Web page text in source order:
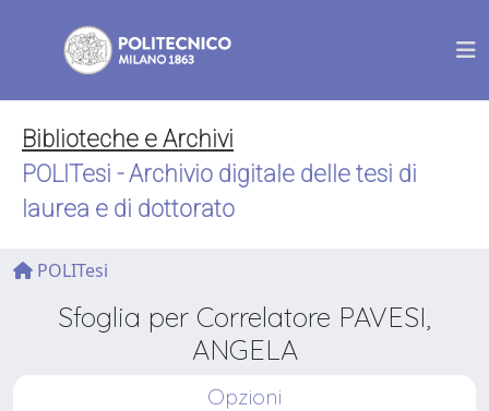
Biblioteche e Archivi
POLITesi - Archivio digitale delle tesi di
laurea e di dottorato
POLITesi
Sfoglia per Correlatore PAVESI,
ANGELA
Opzioni